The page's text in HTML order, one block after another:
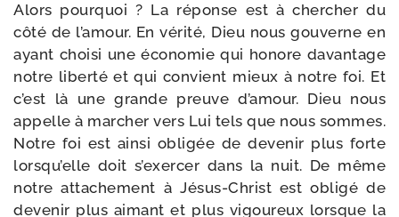
Alors pour­quoi ? La réponse est à cher­cher du
côté de l’amour. En véri­té, Dieu nous gou­verne en
ayant choi­si une éco­no­mie qui honore davan­tage
notre liber­té et qui convient mieux à notre foi. Et
c’est là une grande preuve d’amour. Dieu nous
appelle à mar­cher vers Lui tels que nous sommes.
Notre foi est ain­si obli­gée de deve­nir plus forte
lorsqu’elle doit s’exercer dans la nuit. De même
notre atta­che­ment à Jésus-​Christ est obli­gé de
deve­nir plus aimant et plus vigou­reux lorsque la